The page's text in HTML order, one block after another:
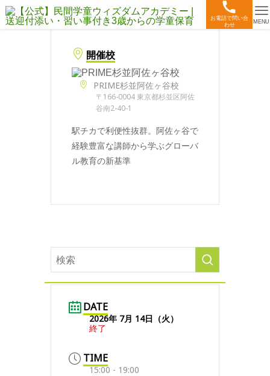
お電話で問い合
わせ
MENU
開催校
PRIME杉並阿佐ヶ谷校
〒166-0004 東京都杉並区阿佐
谷南2-40-1
駅チカで利便性抜群。阿佐ヶ谷で
経験豊富な講師から学ぶグローバ
ル教育の新基準
DATE
2026年 7月 14日（火）
終了
TIME
15:00 - 19:00